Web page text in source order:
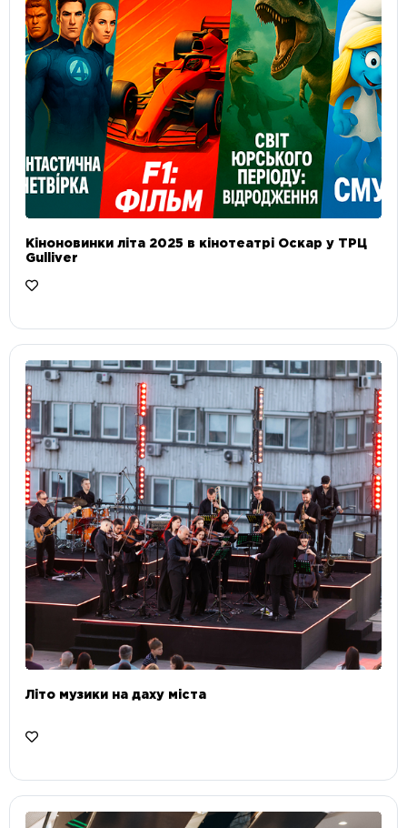
Кіноновинки літа 2025 в кінотеатрі Оскар у ТРЦ
Gulliver
Літо музики на даху міста